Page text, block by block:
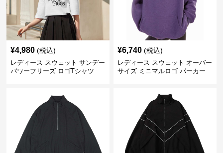
¥4,980 (税込)
レディース スウェット サンデー
パワーフリーズ ロゴTシャツ
¥6,740 (税込)
レディース スウェット オーバー
サイズ ミニマルロゴ パーカー